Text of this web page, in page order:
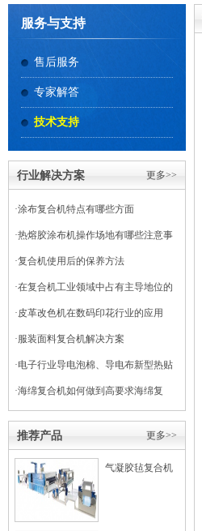
服务与支持
售后服务
专家解答
技术支持
更多>>
行业解决方案
·涂布复合机特点有哪些方面
·热熔胶涂布机操作场地有哪些注意事
项
·复合机使用后的保养方法
·在复合机工业领域中占有主导地位的
干式复合机
·皮革改色机在数码印花行业的应用
·服装面料复合机解决方案
·电子行业导电泡棉、导电布新型热贴
复合
·海绵复合机如何做到高要求海绵复
更多>>
推荐产品
气凝胶毡复合机